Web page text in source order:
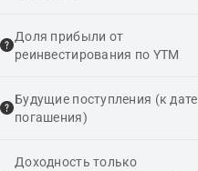
Доля прибыли от
реинвестирования по YTM
Будущие поступления (к дате
погашения)
Доходность только